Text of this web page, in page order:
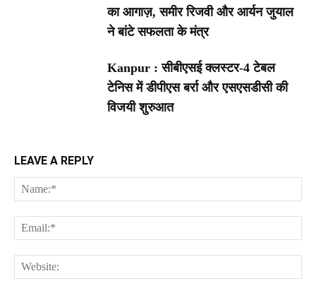
का आगाज़, समीर रिजवी और आर्यन जुयाल
ने बांटे सफलता के मंत्र
Kanpur : सीबीएसई क्लस्टर-4 टेबल
टेनिस में डीपीएस बर्रा और एसएसडीसी की
विजयी शुरुआत
LEAVE A REPLY